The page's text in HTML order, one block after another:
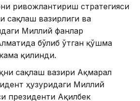
ривожлантириш стратегияси
сақлаш вазирлиги ва
Миллий фанлар
бўлиб ўтган қўшма
қилинди.
сақлаш вазири Ақмарал
ҳузуридаги Миллий
президенти Ақилбек